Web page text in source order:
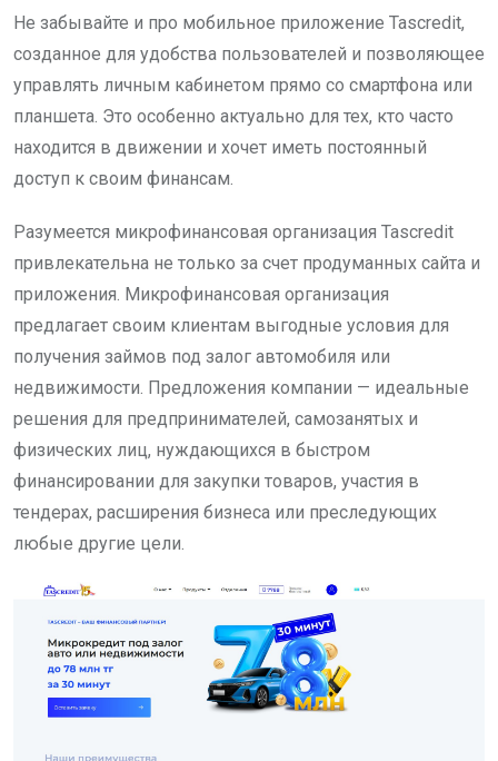
Не забывайте и про мобильное приложение Tascredit,
созданное для удобства пользователей и позволяющее
управлять личным кабинетом прямо со смартфона или
планшета. Это особенно актуально для тех, кто часто
находится в движении и хочет иметь постоянный
доступ к своим финансам.
Разумеется микрофинансовая организация Tascredit
привлекательна не только за счет продуманных сайта и
приложения. Микрофинансовая организация
предлагает своим клиентам выгодные условия для
получения займов под залог автомобиля или
недвижимости. Предложения компании — идеальные
решения для предпринимателей, самозанятых и
физических лиц, нуждающихся в быстром
финансировании для закупки товаров, участия в
тендерах, расширения бизнеса или преследующих
любые другие цели.